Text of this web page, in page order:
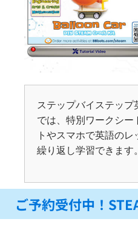
ステップバイステップ
では、特別ワークシー
トやスマホで英語の
繰り返し学習できます。
ご予約受付中！